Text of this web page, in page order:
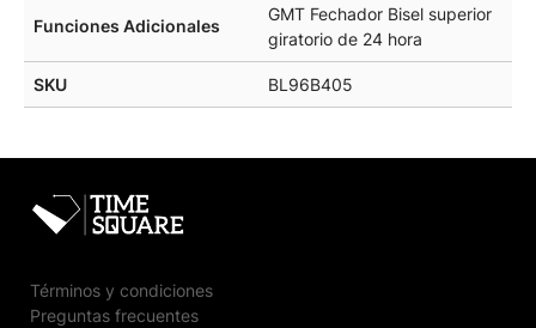
Funciones Adicionales
GMT Fechador Bisel superior
giratorio de 24 hora
SKU BL96B405
Términos y condiciones
Preguntas frecuentes